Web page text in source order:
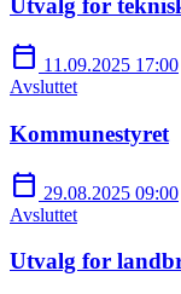
Utvalg for
calendar_today 11.09.2025 17:00
Avsluttet
Kommunestyret
calendar_today 29.08.2025 09:00
Avsluttet
Utvalg for